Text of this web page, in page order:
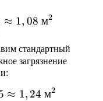
\frac{126\text{
≈ 1, 08 м2
стандартный
загрязнение
=
≈ 1, 24 м2